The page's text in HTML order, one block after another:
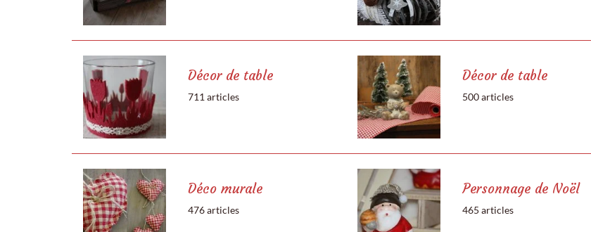
Décor de table
711 articles
Décor de table
500 articles
Déco murale
476 articles
Personnage de Noël
465 articles